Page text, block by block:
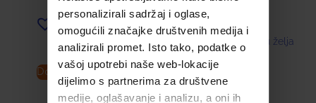
personalizirali sadržaj i oglase,
omogućili značajke društvenih medija i
analizirali promet. Isto tako, podatke o
vašoj upotrebi naše web-lokacije
dijelimo s partnerima za društvene
medije, oglašavanje i analizu, a oni ih
Dodaj u listu želja
Dodaj u košaricu
Dodaj u listu želja
Pročitaj više